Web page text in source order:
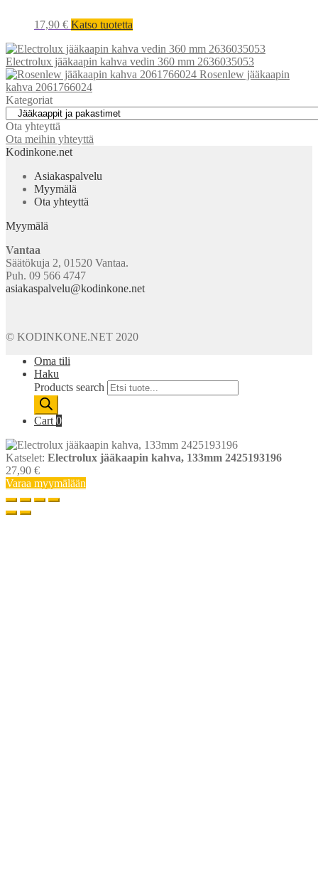
17,90 € Katso tuotetta
Electrolux jääkaapin kahva vedin 360 mm 2636035053
Rosenlew jääkaapin
kahva 2061766024
Kategoriat
Ota yhteyttä
Ota meihin yhteyttä
Kodinkone.net
Asiakaspalvelu
Myymälä
Ota yhteyttä
Myymälä
Vantaa
Säätökuja 2, 01520 Vantaa.
Puh. 09 566 4747
asiakaspalvelu@kodinkone.net
© KODINKONE.NET 2020
Oma tili
Haku
Products search
Cart 0
Katselet: Electrolux jääkaapin kahva, 133mm 2425193196
27,90 €
Varaa myymälään